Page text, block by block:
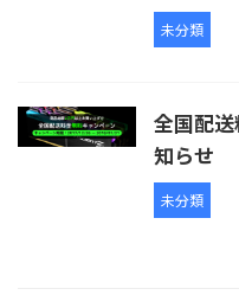
未分類
全国配
知らせ
未分類